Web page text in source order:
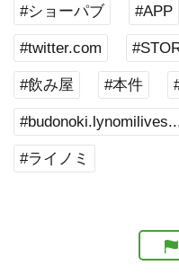
#ショーパブ #APP
#twitter.com
#飲み屋 #本件
#ライノミ